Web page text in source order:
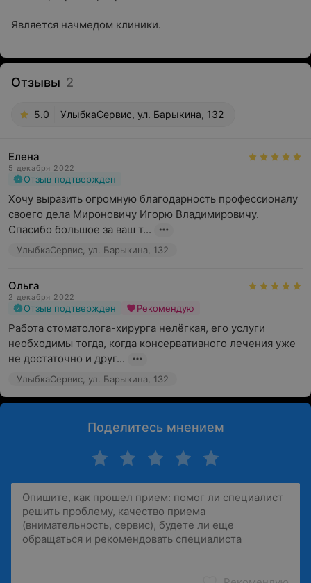
Является начмедом клиники.
Отзывы 2
5.0 УлыбкаСервис, ул. Барыкина, 132
Елена
5 декабря 2022
Отзыв подтвержден
Хочу выразить огромную благодарность профессионалу
своего дела Мироновичу Игорю Владимировичу.
Спасибо большое за ваш т...
УлыбкаСервис, ул. Барыкина, 132
Ольга
2 декабря 2022
Отзыв подтвержден Рекомендую
Работа стоматолога-хирурга нелёгкая, его услуги
необходимы тогда, когда консервативного лечения уже
не достаточно и друг...
УлыбкаСервис, ул. Барыкина, 132
Поделитесь мнением